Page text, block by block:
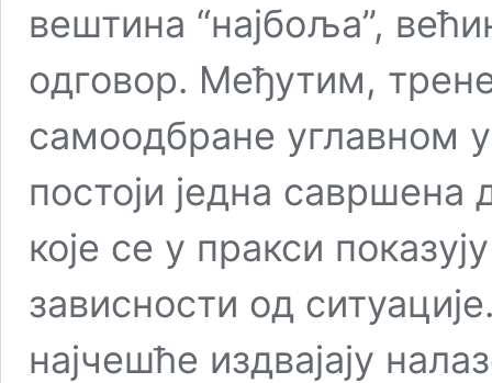
вештина “најбоља”,
одговор. Међутим,
самоодбране углавном
постоји једна
које се у пракси
зависности од
најчешће издвајају